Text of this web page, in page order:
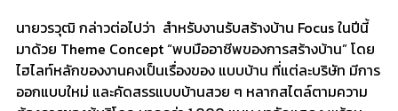
นายวรวุฒิ กล่าวต่อไปว่า สำหรับงานรับสร้างบ้าน Focus ในปีนี้
มาด้วย Theme Concept “พบมืออาชีพของการสร้างบ้าน” โดย
ไฮไลท์หลักของงานคงเป็นเรื่องของ แบบบ้าน ที่แต่ละบริษัท มีการ
ออกแบบใหม่ และคัดสรรแบบบ้านสวย ๆ หลากสไตล์ตามความ